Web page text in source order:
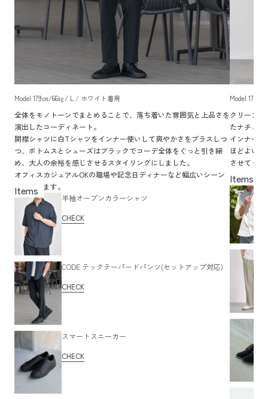
Model 179㎝/66㎏/ L / ホワイト着用
全体をモノトーンでまとめることで、落ち着いた雰囲気と上品さを
演出したコーディネート。
開襟シャツに白Tシャツをインナー使いして爽やかさをプラスしつ
つ、ボトムスとシューズはブラックでコーデ全体をぐっと引き締
め、大人の余裕を感じさせるスタイリングにしました。
オフィスカジュアルOKの職場や記念日ディナーなど幅広いシーン
で活躍します。
半袖オープンカラーシャツ
CHECK
CODE テックテーパードパンツ(セットアップ対応)
CHECK
スマートスニーカー
CHECK
Model 179
クリーン
たナチュ
インナー
ほどよい
させてくれ
休日に家